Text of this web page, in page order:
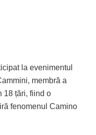
la evenimentul
membră a
18 țări, fiind o
fenomenul Camino